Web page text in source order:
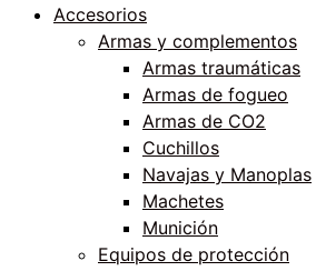
Accesorios
Armas y complementos
Armas traumáticas
Armas de fogueo
Armas de CO2
Cuchillos
Navajas y Manoplas
Machetes
Munición
Equipos de protección